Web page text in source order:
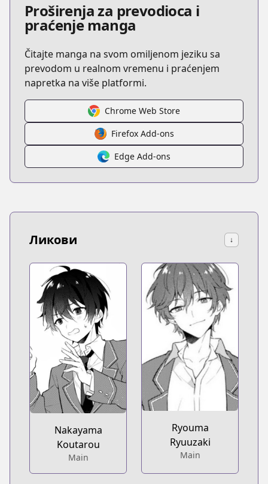
Proširenja za prevodioca i
praćenje manga
Čitajte manga na svom omiljenom jeziku sa
prevodom u realnom vremenu i praćenjem
napretka na više platformi.
Chrome Web Store
Firefox Add-ons
Edge Add-ons
Ликови ↓
Nakayama
Koutarou
Main
Ryouma
Ryuuzaki
Main